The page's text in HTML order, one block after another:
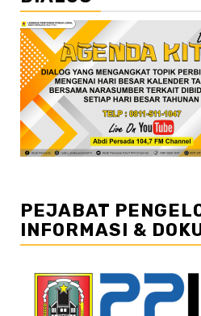
PEJABAT
INFORMASI &